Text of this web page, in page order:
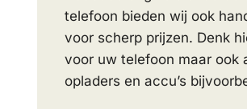
telefoon bieden wij ook
voor scherp prijzen. Denk
voor uw telefoon maar ook
opladers en accu’s